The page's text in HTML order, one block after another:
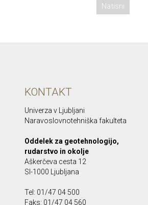
Natisni
KONTAKT
Univerza v Ljubljani
Naravoslovnotehniška fakulteta
Oddelek za geotehnologijo,
rudarstvo in okolje
Aškerčeva cesta 12
SI-1000 Ljubljana
Tel: 01/47 04 500
Faks: 01/47 04 560